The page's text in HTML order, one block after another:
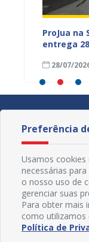
ProJua na
entrega
Atenção
28/07/
Preferência
Usamos cookies
necessárias
o nosso uso de
gerenciar suas
Para obter mais
como utilizamos
Política de